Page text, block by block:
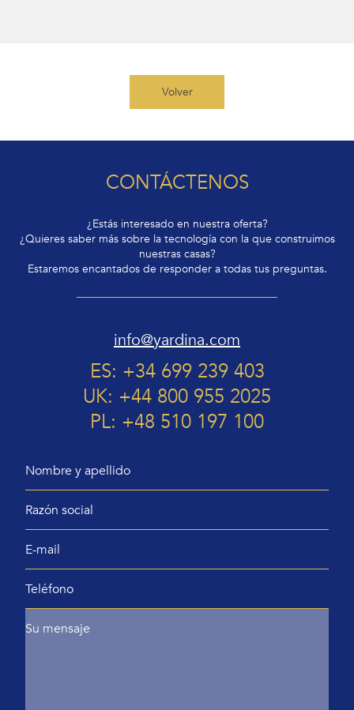
Volver
CONTÁCTENOS
¿Estás interesado en nuestra oferta?
¿Quieres saber más sobre la tecnología con la que construimos
nuestras casas?
Estaremos encantados de responder a todas tus preguntas.
info@yardina.com
ES: +34 699 239 403
UK: +44 800 955 2025
PL: +48 510 197 100